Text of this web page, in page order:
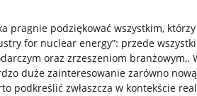
pragnie podziękować wszystkim,
for nuclear energy”: przede
oraz zrzeszeniom branżowym,.
duże zainteresowanie zarówno
podkreślić zwłaszcza w kontekście